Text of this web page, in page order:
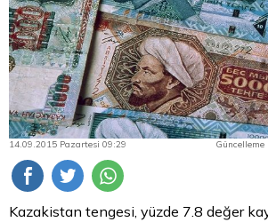
14.09.2015 Pazartesi 09:29
Kazakistan tengesi, yüzde 7.8 değer